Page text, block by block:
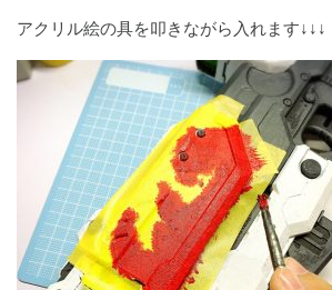
アクリル絵の具を叩きながら入れます↓↓↓